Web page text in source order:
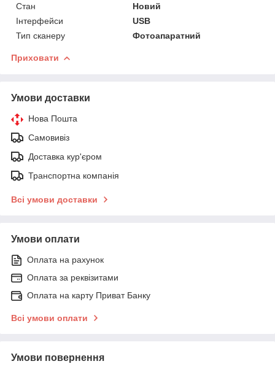
Стан
Новий
Інтерфейси
USB
Тип сканеру
Фотоапаратний
Приховати
Умови доставки
Нова Пошта
Самовивіз
Доставка кур'єром
Транспортна компанія
Всі умови доставки
Умови оплати
Оплата на рахунок
Оплата за реквізитами
Оплата на карту Приват Банку
Всі умови оплати
Умови повернення